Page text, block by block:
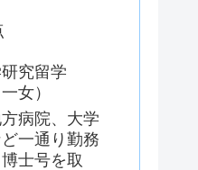
究留学
女）
病院、大学
一通り勤務
士号を取